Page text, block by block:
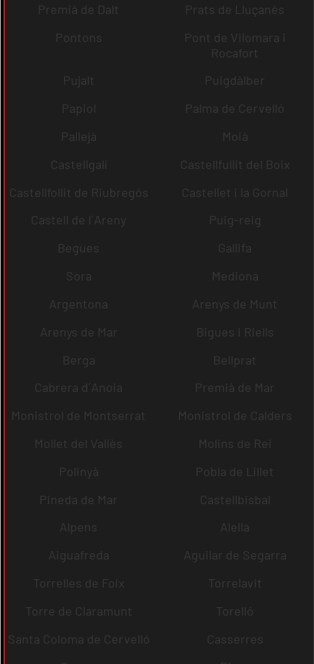
Premià de Dalt
Prats de Lluçanès
Pontons
Pont de Vilomara i
Rocafort
Pujalt
Puigdàlber
Papiol
Palma de Cervelló
Pallejà
Moià
Castellgalí
Castellfullit del Boix
Castellfollit de Riubregós
Castellet i la Gornal
Castell de l´Areny
Puig-reig
Begues
Gallifa
Sora
Mediona
Argentona
Arenys de Munt
Arenys de Mar
Bigues i Riells
Berga
Bellprat
Cabrera d´Anoia
Premià de Mar
Monistrol de Montserrat
Monistrol de Calders
Mollet del Vallès
Molins de Rei
Polinyà
Pobla de Lillet
Pineda de Mar
Castellbisbal
Alpens
Alella
Aiguafreda
Aguilar de Segarra
Torrelles de Foix
Torrelavit
Torre de Claramunt
Torelló
Santa Coloma de Cervelló
Casserres